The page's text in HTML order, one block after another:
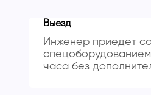
Выезд
Инженер приедет со
часа без